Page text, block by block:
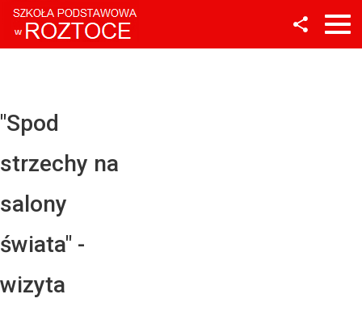
"Spod
strzechy na
salony
świata" -
wizyta